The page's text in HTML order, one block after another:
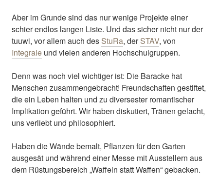
Aber im Grunde sind das nur wenige Projekte einer
schier endlos langen Liste. Und das sicher nicht nur der
tuuwi, vor allem auch des StuRa, derSTAV, von
Integrale und vielen anderen Hochschulgruppen.
Denn was noch viel wichtiger ist: Die Baracke hat
Menschen zusammengebracht! Freundschaften gestiftet,
die ein Leben halten und zu diversester romantischer
Implikation geführt. Wir haben diskutiert, Tränen gelacht,
uns verliebt und philosophiert.
Haben die Wände bemalt, Pflanzen für den Garten
ausgesät und während einer Messe mit Ausstellern aus
dem Rüstungsbereich „Waffeln statt Waffen“ gebacken.